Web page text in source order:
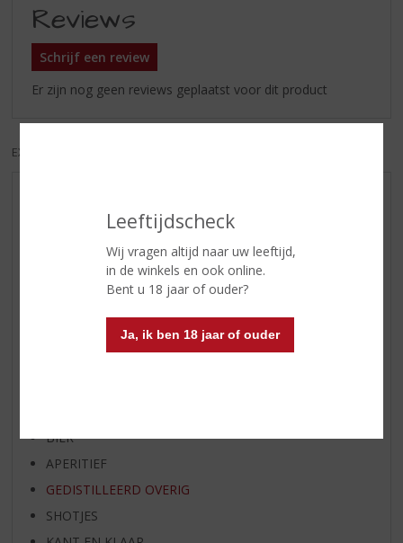
Leeftijdscheck
Wij vragen altijd naar uw leeftijd,
in de winkels en ook online.
Bent u 18 jaar of ouder?
Ja, ik ben 18 jaar of ouder
Reviews
Schrijf een review
Er zijn nog geen reviews geplaatst voor dit product
EXCL. BTW
WIJN VAN DE MAAND
WHISKY VAN DE MAAND
RUM VAN DE MAAND
SPIRIT VAN DE MAAND
BIER
APERITIEF
GEDISTILLEERD OVERIG
SHOTJES